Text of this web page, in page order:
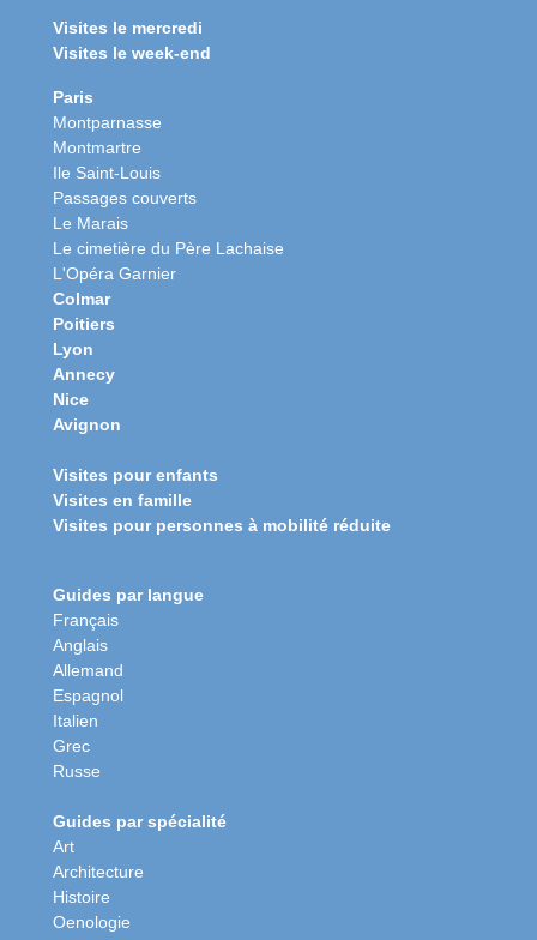
Visites le mercredi
Visites le week-end
Paris
Montparnasse
Montmartre
Ile Saint-Louis
Passages couverts
Le Marais
Le cimetière du Père Lachaise
L'Opéra Garnier
Colmar
Poitiers
Lyon
Annecy
Nice
Avignon
Visites pour enfants
Visites en famille
Visites pour personnes à mobilité réduite
Guides par langue
Français
Anglais
Allemand
Espagnol
Italien
Grec
Russe
Guides par spécialité
Art
Architecture
Histoire
Oenologie